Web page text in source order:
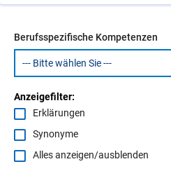
Berufsspezifische Kompetenzen
Anzeigefilter:
Erklärungen
Synonyme
Alles anzeigen/ausblenden